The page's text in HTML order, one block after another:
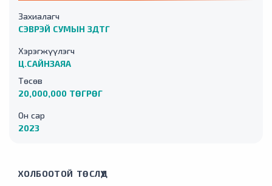
Захиалагч
СЭВРЭЙ СУМЫН ЗДТГ
Хэрэгжүүлэгч
Ц.САЙНЗАЯА
Төсөв
20,000,000 ТӨГРӨГ
Он сар
2023
ХОЛБООТОЙ ТӨСЛҮҮД